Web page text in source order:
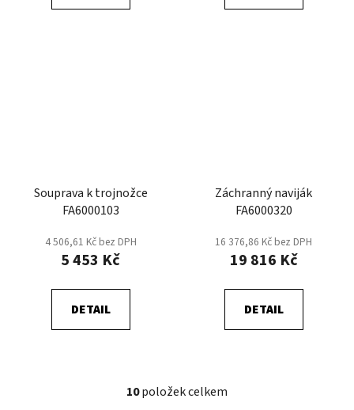
Souprava k trojnožce
FA6000103
4 506,61 Kč bez DPH
5 453 Kč
DETAIL
Záchranný naviják
FA6000320
16 376,86 Kč bez DPH
19 816 Kč
DETAIL
O
10položek celkem